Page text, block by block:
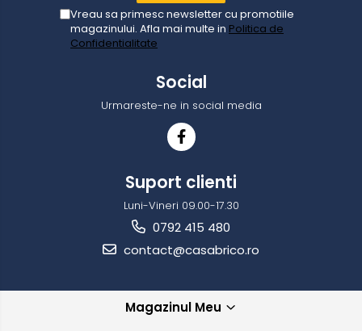
Vreau sa primesc newsletter cu promotiile
magazinului. Afla mai multe in Politica de
Confidentialitate
Social
Urmareste-ne in social media
Suport clienti
Luni-Vineri 09.00-17.30
0792 415 480
contact@casabrico.ro
Magazinul Meu